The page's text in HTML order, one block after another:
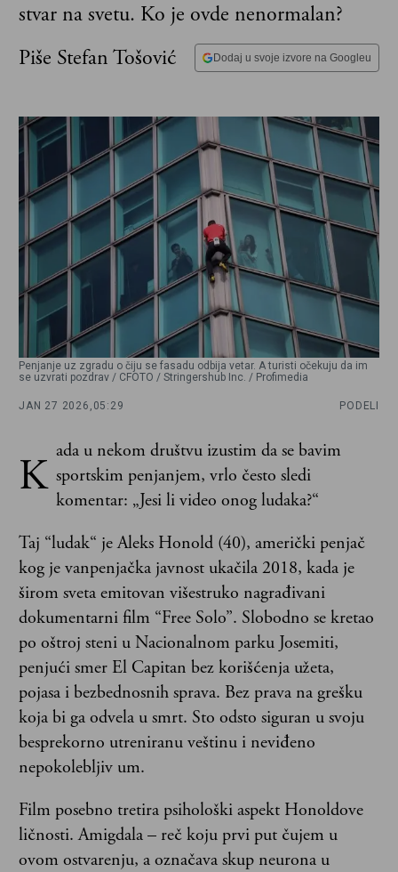
stvar na svetu. Ko je ovde nenormalan?
Piše Stefan Tošović
Dodaj u svoje izvore na Googleu
Penjanje uz zgradu o čiju se fasadu odbija vetar. A turisti očekuju da im
se uzvrati pozdrav / CFOTO / Stringershub Inc. / Profimedia
JAN 27 2026, 05:29 PODELI
K ada u nekom društvu izustim da se bavim
sportskim penjanjem, vrlo često sledi
komentar: „Jesi li video onog ludaka?“
Taj “ludak“ je Aleks Honold (40), američki penjač
kog je vanpenjačka javnost ukačila 2018, kada je
širom sveta emitovan višestruko nagrađivani
dokumentarni film “Free Solo”. Slobodno se kretao
po oštroj steni u Nacionalnom parku Josemiti,
penjući smer El Capitan bez korišćenja užeta,
pojasa i bezbednosnih sprava. Bez prava na grešku
koja bi ga odvela u smrt. Sto odsto siguran u svoju
besprekorno utreniranu veštinu i neviđeno
nepokolebljiv um.
Film posebno tretira psihološki aspekt Honoldove
ličnosti. Amigdala – reč koju prvi put čujem u
ovom ostvarenju, a označava skup neurona u